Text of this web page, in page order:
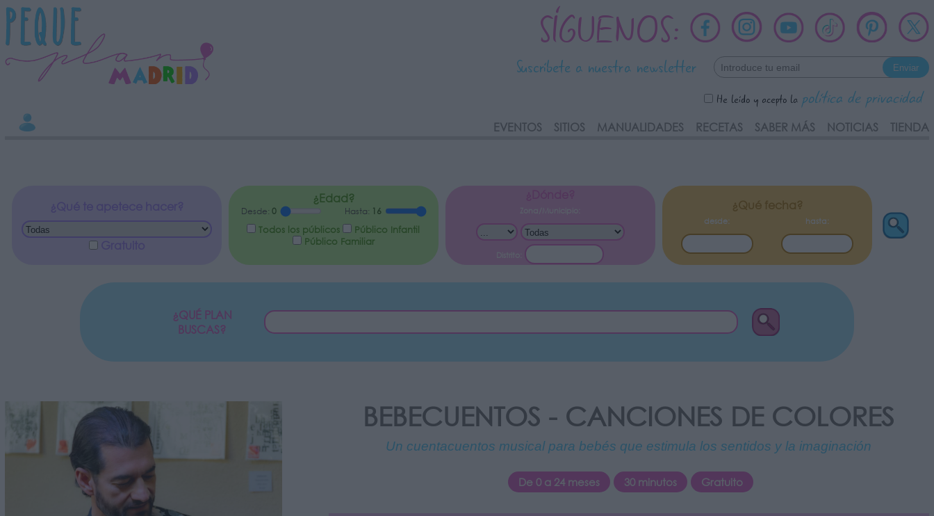
SÍGUENOS:
Suscríbete a nuestra newsletter
He leído y acepto la política de privacidad
EVENTOS SITIOS MANUALIDADES RECETAS SABER MÁS NOTICIAS TIENDA
¿Edad?
Desde:0 Hasta: 16
Todos los públicos
Público Infantil
Público Familiar
desde: hasta:
¿QUÉ PLAN
BUSCAS?
BEBECUENTOS - CANCIONES DE COLORES
Un cuentacuentos musical para bebés que estimula los sentidos y la imaginación
De 0 a 24 meses 30 minutos Gratuito
INFORMACION SOBRE LA PROTECCIÓN DE TUS DATOS
Responsable:
Finalidad:
Datos tratados:
Información adicional